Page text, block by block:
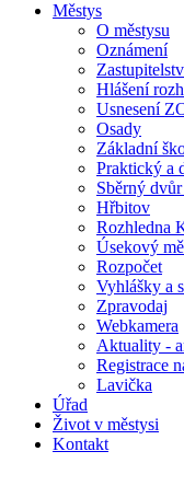
Městys
O městysu
Oznámení
Hlášení
Usnesení
Osady
Základní
Praktický a
Sběrný
Hřbitov
Rozhledna
Úsekový
Rozpočet
Vyhlášky a
Zpravodaj
Webkamera
Aktuality -
Registrace
Lavička
Úřad
Život v městysi
Kontakt